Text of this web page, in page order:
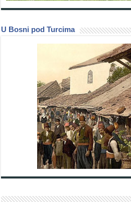
U Bosni pod Turcima